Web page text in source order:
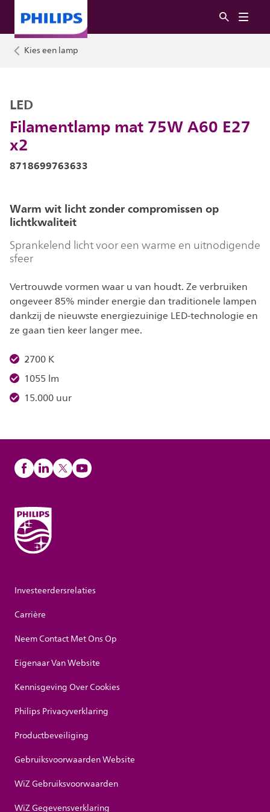
Kies een lamp
Filamentlamp mat 75W A60 E27
x2
LED
8718699763633
Warm wit licht zonder compromissen op
lichtkwaliteit
Sprankelend licht voor een warme en uitnodigende
sfeer
Vertrouwde vormen waar u van houdt. Ze verbruiken
ongeveer 85% minder energie dan traditionele lampen
dankzij de nieuwste energiezuinige LED-technologie en
ze gaan tien keer langer mee.
2700 K
1055 lm
15.000 uur
Investeerdersrelaties
Carrière
Neem Contact Met Ons Op
Eigenaar Van Website
Kennisgeving Over Cookies
Philips Privacyverklaring
Productbeveiliging
Gebruiksvoorwaarden Website
WiZ Gebruiksvoorwaarden
WiZ Gegevensverklaring